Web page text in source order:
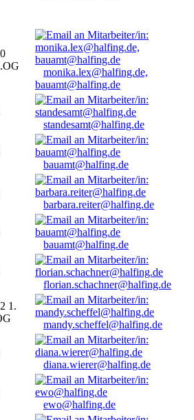
monika.lex@halfing.de,
bauamt@halfing.de
standesamt@halfing.de
bauamt@halfing.de
barbara.reiter@halfing.de
bauamt@halfing.de
florian.schachner@halfing.de
1.
mandy.scheffel@halfing.de
diana.wierer@halfing.de
ewo@halfing.de